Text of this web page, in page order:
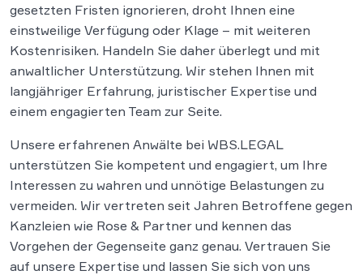
gesetzten Fristen ignorieren, droht Ihnen eine
einstweilige Verfügung oder Klage – mit weiteren
Kostenrisiken. Handeln Sie daher überlegt und mit
anwaltlicher Unterstützung. Wir stehen Ihnen mit
langjähriger Erfahrung, juristischer Expertise und
einem engagierten Team zur Seite.
Unsere erfahrenen Anwälte bei WBS.LEGAL
unterstützen Sie kompetent und engagiert, um Ihre
Interessen zu wahren und unnötige Belastungen zu
vermeiden. Wir vertreten seit Jahren Betroffene gegen
Kanzleien wie Rose & Partner und kennen das
Vorgehen der Gegenseite ganz genau. Vertrauen Sie
auf unsere Expertise und lassen Sie sich von uns